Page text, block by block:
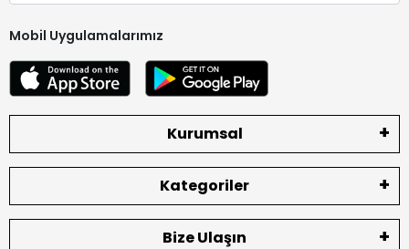
Mobil Uygulamalarımız
Kurumsal
Kategoriler
Bize Ulaşın